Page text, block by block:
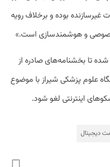
غیرسازنده بوده و برخلاف رویه
و هوشمندسازی است.»
تا بخشنامه‌های صادره از
علوم پزشکی شیراز با موضوع
اینترنتی لغو شود.
دیجیتال